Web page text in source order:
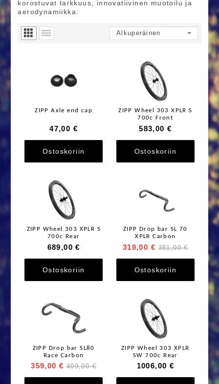
korostuvat tarkkuus, innovatiivinen muotoilu ja
aerodynamiikka.
ZIPP Axle end cap
47,00 €
Ostoskoriin
ZIPP Wheel 303 XPLR S
700c Front
583,00 €
Ostoskoriin
ZIPP Wheel 303 XPLR S
700c Rear
689,00 €
Ostoskoriin
ZIPP Drop bar SL 70
XPLR Carbon
319,00 € 381,00 €
Ostoskoriin
ZIPP Drop bar SL80
Race Carbon
359,00 € 409,00 €
ZIPP Wheel 303 XPLR
SW 700c Rear
1006,00 €